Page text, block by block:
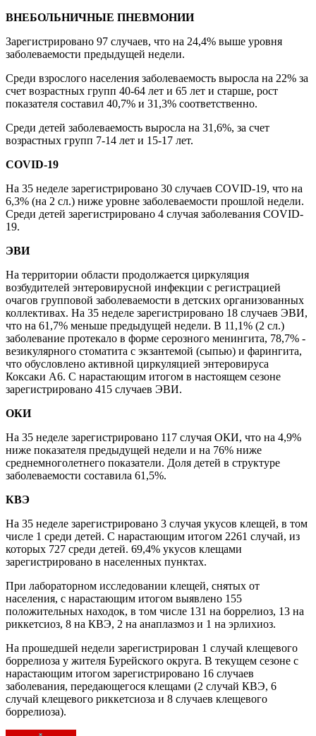
ВНЕБОЛЬНИЧНЫЕ ПНЕВМОНИИ
Зарегистрировано 97 случаев, что на 24,4% выше уровня
заболеваемости предыдущей недели.
Среди взрослого населения заболеваемость выросла на 22% за
счет возрастных групп 40-64 лет и 65 лет и старше, рост
показателя составил 40,7% и 31,3% соответственно.
Среди детей заболеваемость выросла на 31,6%, за счет
возрастных групп 7-14 лет и 15-17 лет.
COVID-19
На 35 неделе зарегистрировано 30 случаев COVID-19, что на
6,3% (на 2 сл.) ниже уровне заболеваемости прошлой недели.
Среди детей зарегистрировано 4 случая заболевания COVID-
19.
ЭВИ
На территории области продолжается циркуляция
возбудителей энтеровирусной инфекции с регистрацией
очагов групповой заболеваемости в детских организованных
коллективах. На 35 неделе зарегистрировано 18 случаев ЭВИ,
что на 61,7% меньше предыдущей недели. В 11,1% (2 сл.)
заболевание протекало в форме серозного менингита, 78,7% -
везикулярного стоматита с экзантемой (сыпью) и фарингита,
что обусловлено активной циркуляцией энтеровируса
Коксаки А6. С нарастающим итогом в настоящем сезоне
зарегистрировано 415 случаев ЭВИ.
ОКИ
На 35 неделе зарегистрировано 117 случая ОКИ, что на 4,9%
ниже показателя предыдущей недели и на 76% ниже
среднемноголетнего показатели. Доля детей в структуре
заболеваемости составила 61,5%.
КВЭ
На 35 неделе зарегистрировано 3 случая укусов клещей, в том
числе 1 среди детей. С нарастающим итогом 2261 случай, из
которых 727 среди детей. 69,4% укусов клещами
зарегистрировано в населенных пунктах.
При лабораторном исследовании клещей, снятых от
населения, с нарастающим итогом выявлено 155
положительных находок, в том числе 131 на боррелиоз, 13 на
риккетсиоз, 8 на КВЭ, 2 на анаплазмоз и 1 на эрлихиоз.
На прошедшей недели зарегистрирован 1 случай клещевого
боррелиоза у жителя Бурейского округа. В текущем сезоне с
нарастающим итогом зарегистрировано 16 случаев
заболевания, передающегося клещами (2 случай КВЭ, 6
случай клещевого риккетсиоза и 8 случаев клещевого
боррелиоза).